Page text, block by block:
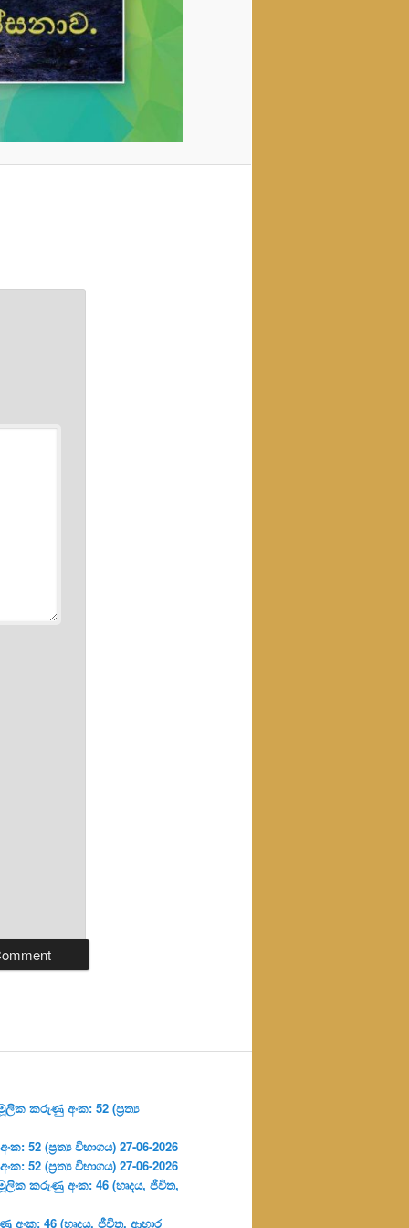
කරුණු අංක: 52 (ප්‍ර‍ත්‍ය
52 (ප්‍ර‍ත්‍ය විභාගය) 27-06-2026
52 (ප්‍ර‍ත්‍ය විභාගය) 27-06-2026
කරුණු අංක: 46 (හෘදය, ජීවිත,
46 (හෘදය, ජීවිත, ආහාර